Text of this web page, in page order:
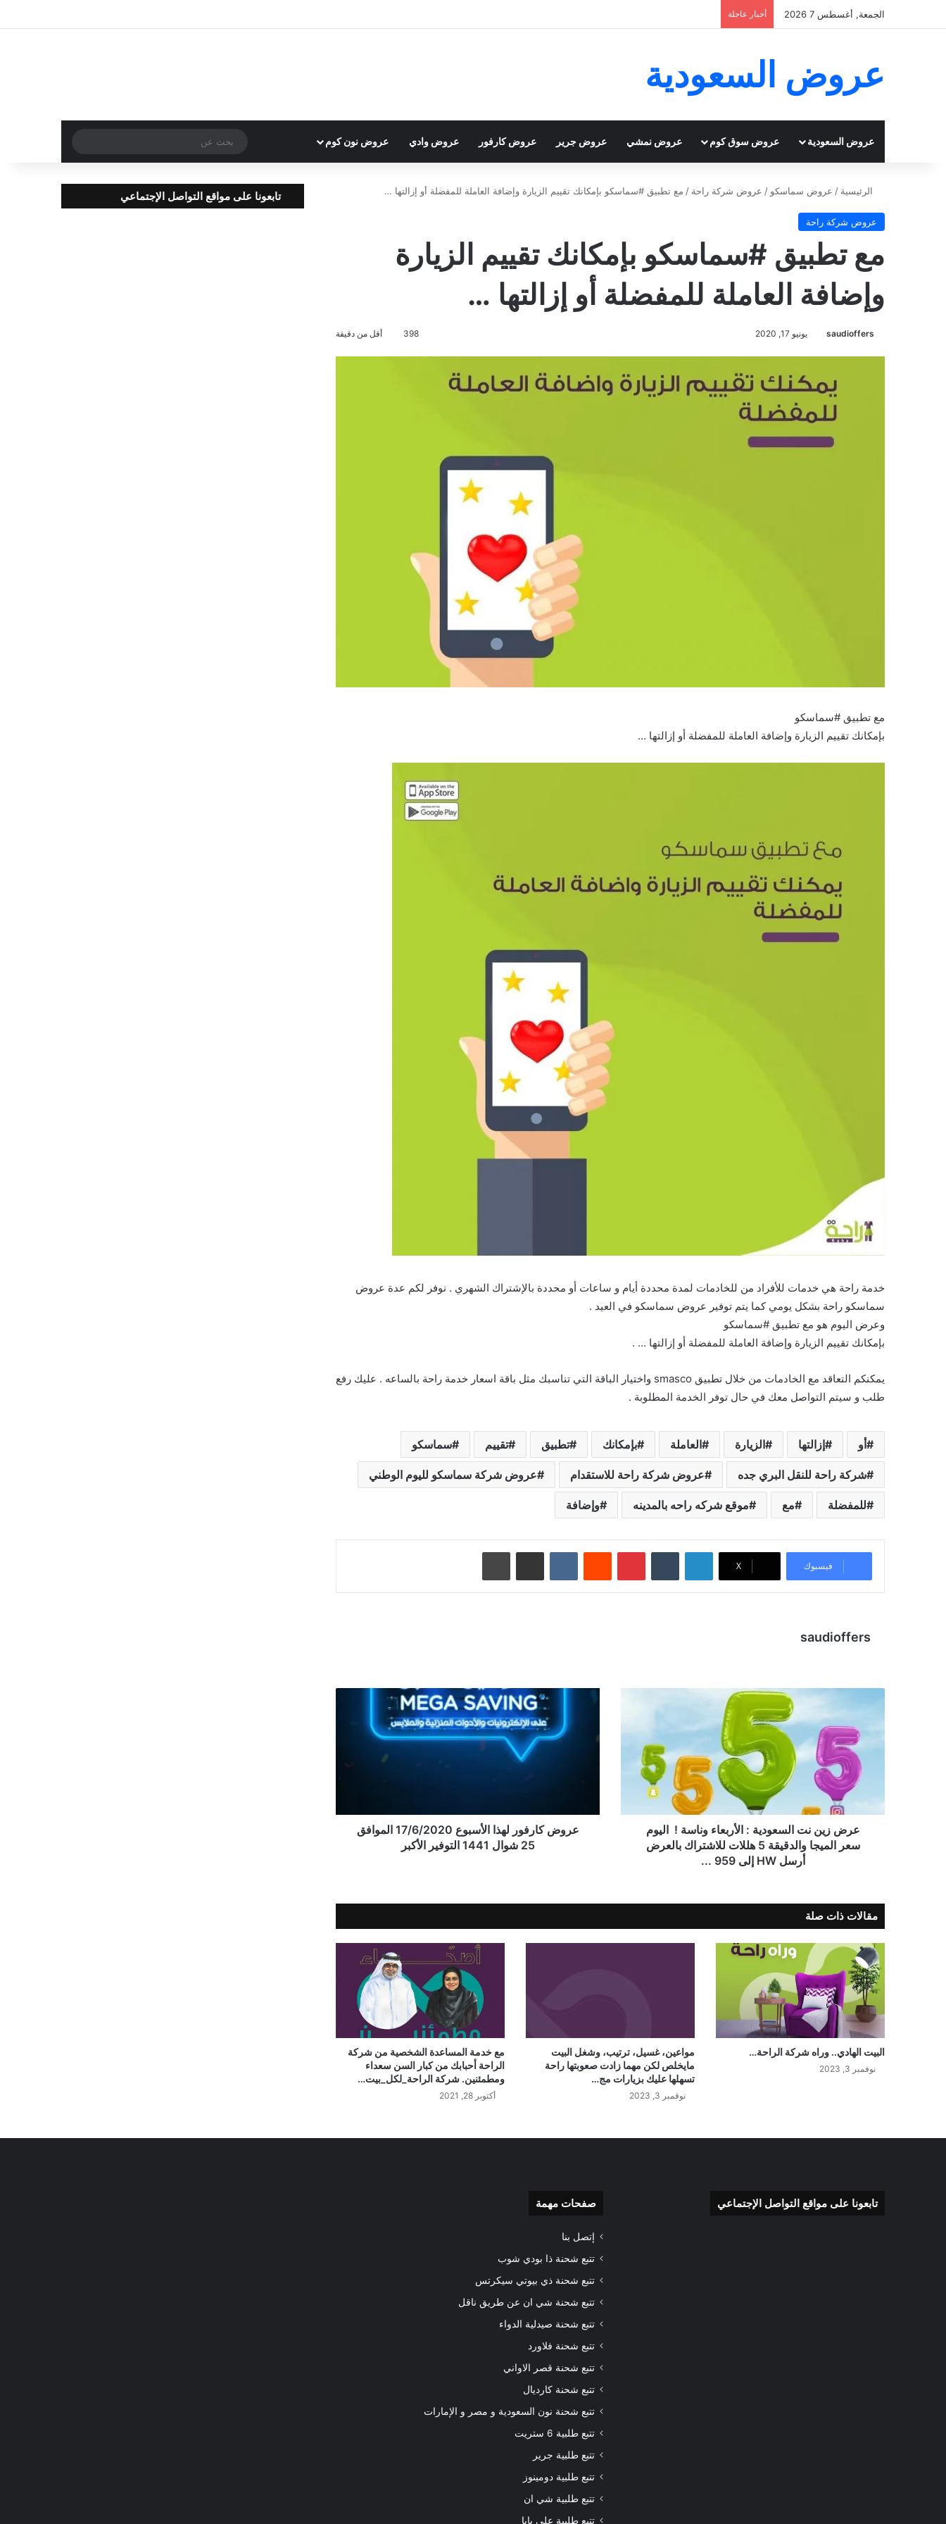
الجمعة, أغسطس 7 2026 أخبار عاجلة
عروض السعودية
عروض السعودية عروض سوق كوم عروض نمشي عروض جرير عروض كارفور عروض وادي عروض نون كوم
عن
الرئيسية / عروض سماسكو / عروض شركة راحة / مع تطبيق #سماسكو بإمكانك تقييم الزيارة وإضافة العاملة للمفضلة أو إزالتها …
عروض شركة راحة
مع تطبيق #سماسكو بإمكانك تقييم الزيارة
وإضافة العاملة للمفضلة أو إزالتها …
saudioffers يونيو 17, 2020 398 أقل من دقيقة
مع تطبيق #سماسكو
بإمكانك تقييم الزيارة وإضافة العاملة للمفضلة أو إزالتها …
خدمة راحة هي خدمات للأفراد من للخادمات لمدة محددة أيام و ساعات أو محددة بالإشتراك الشهري . نوفر لكم عدة عروض
سماسكو راحة بشكل يومي كما يتم توفير عروض سماسكو في العيد .
وعرض اليوم هو مع تطبيق #سماسكو
بإمكانك تقييم الزيارة وإضافة العاملة للمفضلة أو إزالتها … .
يمكنكم التعاقد مع الخادمات من خلال تطبيق smasco واختيار الباقة التي تناسبك مثل باقة اسعار خدمة راحة بالساعه . عليك رفع
طلب و سيتم التواصل معك في حال توفر الخدمة المطلوبة .
أو إزالتها الزيارة العاملة بإمكانك تطبيق تقييم سماسكو
شركة راحة للنقل البري جده عروض شركة راحة للاستقدام عروض شركة سماسكو لليوم الوطني
للمفضلة مع موقع شركه راحه بالمدينه وإضافة
فيسبوك X
لينكدإن بينتيريست
saudioffers
عرض زين نت السعودية : الأربعاء وناسة ! ‏ اليوم
سعر الميجا والدقيقة 5 هللات للاشتراك بالعرض
أرسل HW إلى 959 ...
عروض كارفور لهذا الأسبوع 17/6/2020 الموافق
25 شوال 1441 التوفير الأكبر
مقالات ذات صلة
البيت الهادي.. وراه شركة الراحة…
نوفمبر 3, 2023
مواعين، غسيل، ترتيب، وشغل البيت
مايخلص لكن مهما زادت صعوبتها راحة
تسهلها عليك بزيارات مج…
نوفمبر 3, 2023
مع خدمة المساعدة الشخصية من شركة
الراحة أحبابك من كبار السن سعداء
ومطمئنين. شركة الراحة_لكل_بيت…
أكتوبر 28, 2021
تابعونا على مواقع التواصل الإجتماعي
تابعونا على مواقع التواصل الإجتماعي صفحات مهمة
إتصل بنا
تتبع شحنة ذا بودي شوب
تتبع شحنة ذي بيوتي سيكرتس
تتبع شحنة شي ان عن طريق ناقل
تتبع شحنة صيدلية الدواء
تتبع شحنة فلاورد
تتبع شحنة قصر الاواني
تتبع شحنة كارديال
تتبع شحنة نون السعودية و مصر و الإمارات
تتبع طلبية 6 ستريت
تتبع طلبية جرير
تتبع طلبية دومينوز
تتبع طلبية شي ان
تتبع طلبية علي بابا